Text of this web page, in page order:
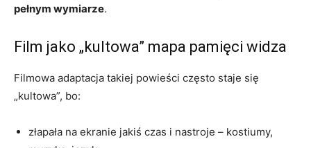
pełnym wymiarze.
Film jako „kultowa” mapa pamięci widza
Filmowa adaptacja takiej powieści często staje się
„kultowa”, bo:
złapała na ekranie jakiś czas i nastroje – kostiumy,